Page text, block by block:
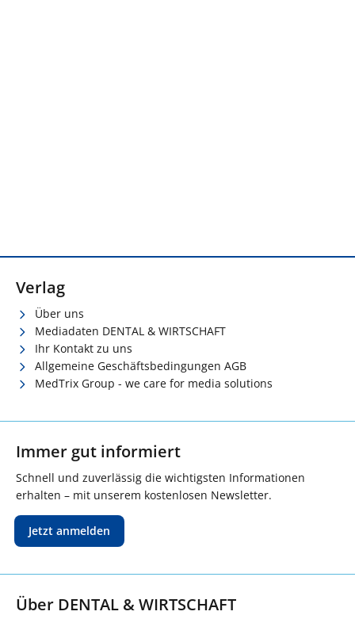
Verlag
Über uns
Mediadaten DENTAL & WIRTSCHAFT
Ihr Kontakt zu uns
Allgemeine Geschäftsbedingungen AGB
MedTrix Group - we care for media solutions
Immer gut informiert
Schnell und zuverlässig die wichtigsten Informationen
erhalten – mit unserem kostenlosen Newsletter.
Jetzt anmelden
Über DENTAL & WIRTSCHAFT